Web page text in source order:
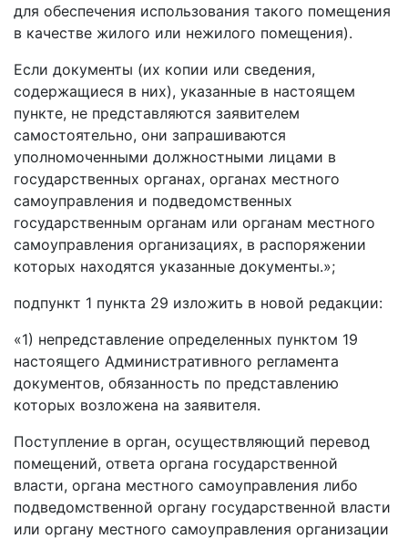
для обеспечения использования такого помещения
в качестве жилого или нежилого помещения).
Если документы (их копии или сведения,
содержащиеся в них), указанные в настоящем
пункте, не представляются заявителем
самостоятельно, они запрашиваются
уполномоченными должностными лицами в
государственных органах, органах местного
самоуправления и подведомственных
государственным органам или органам местного
самоуправления организациях, в распоряжении
которых находятся указанные документы.»;
подпункт 1 пункта 29 изложить в новой редакции:
«1) непредставление определенных пунктом 19
настоящего Административного регламента
документов, обязанность по представлению
которых возложена на заявителя.
Поступление в орган, осуществляющий перевод
помещений, ответа органа государственной
власти, органа местного самоуправления либо
подведомственной органу государственной власти
или органу местного самоуправления организации